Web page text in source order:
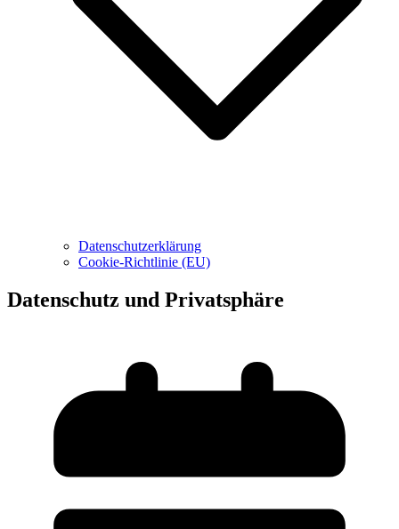
Datenschutzerklärung
Cookie-Richtlinie (EU)
Datenschutz und Privatsphäre